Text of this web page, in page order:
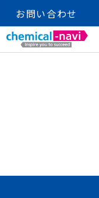
お問い合わせ